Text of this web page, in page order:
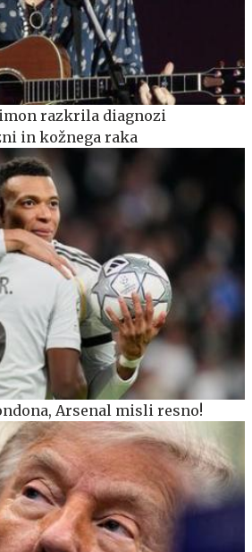
razkrila diagnozi
in kožnega raka
Arsenal misli resno!